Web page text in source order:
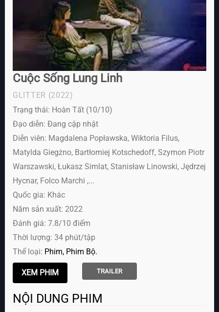
Cuộc Sống Lung Linh
GLITTER (2022)
Trạng thái: Hoàn Tất (10/10)
Đạo diễn: Đang cập nhật
Diễn viên: Magdalena Popławska, Wiktoria Filus,
Matylda Giegżno, Bartłomiej Kotschedoff, Szymon Piotr
Warszawski, Łukasz Simlat, Stanisław Linowski, Jędrzej
Hycnar, Folco Marchi ,...
Quốc gia: Khác
Năm sản xuất: 2022
Đánh giá: 7.8/10 điểm
Thời lượng: 34 phút/tập
Thể loại: Phim Phim Bộ
TRAILER
NỘI DUNG PHIM